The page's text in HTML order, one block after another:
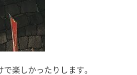
楽しかったりします。